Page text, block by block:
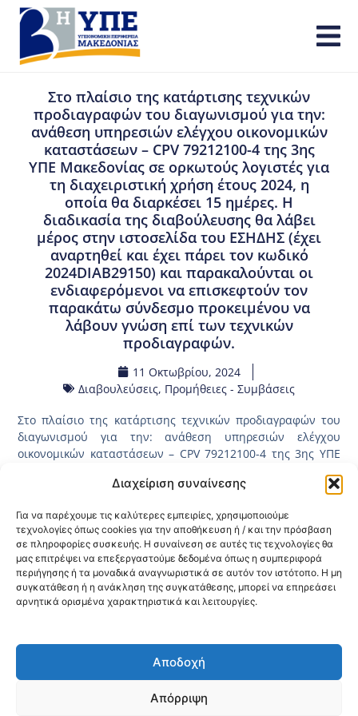
Διαχείριση συναίνεσης
Για να παρέχουμε τις καλύτερες εμπειρίες, χρησιμοποιούμε
τεχνολογίες όπως cookies για την αποθήκευση ή / και την πρόσβαση
σε πληροφορίες συσκευής. Η συναίνεση σε αυτές τις τεχνολογίες θα
μας επιτρέψει να επεξεργαστούμε δεδομένα όπως η συμπεριφορά
περιήγησης ή τα μοναδικά αναγνωριστικά σε αυτόν τον ιστότοπο. Η μη
συγκατάθεση ή η ανάκληση της συγκατάθεσης, μπορεί να επηρεάσει
αρνητικά ορισμένα χαρακτηριστικά και λειτουργίες.
Αποδοχή
Απόρριψη
Στο πλαίσιο της κατάρτισης τεχνικών
προδιαγραφών του διαγωνισμού για την:
ανάθεση υπηρεσιών ελέγχου οικονομικών
καταστάσεων – CPV 79212100-4 της 3ης
ΥΠΕ Μακεδονίας σε ορκωτούς λογιστές για
τη διαχειριστική χρήση έτους 2024, η
οποία θα διαρκέσει 15 ημέρες. Η
διαδικασία της διαβούλευσης θα λάβει
μέρος στην ιστοσελίδα του ΕΣΗΔΗΣ (έχει
αναρτηθεί και έχει πάρει τον κωδικό
2024DIAB29150) και παρακαλούνται οι
ενδιαφερόμενοι να επισκεφτούν τον
παρακάτω σύνδεσμο προκειμένου να
λάβουν γνώση επί των τεχνικών
προδιαγραφών.
11 Οκτωβρίου, 2024
Διαβουλεύσεις, Προμήθειες - Συμβάσεις
Στο πλαίσιο της κατάρτισης τεχνικών προδιαγραφών του
διαγωνισμού για την: ανάθεση υπηρεσιών ελέγχου
οικονομικών καταστάσεων – CPV 79212100-4 της 3ης ΥΠΕ
χρήση έτους 2024, η οποία θα διαρκέσει 15 ημέρες. Η
ιστοσελίδα του ΕΣΗΔΗΣ (έχει αναρτηθεί και έχει πάρει τον
κωδικό 2024DIAB29150) και παρακαλούνται οι
ενδιαφερόμενοι να επισκεφτούν τον
παρακάτωσύνδεσμοπροκειμένου να λάβουν γνώση επί
των τεχνικών προδιαγραφών.
@2026 3ype.gr All rights reserved
Θεσσαλονίκη, ΕλλάδαΤηλ: +30 2311 226 200